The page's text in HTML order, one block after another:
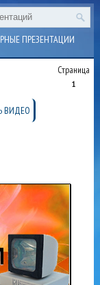
ПРЕЗЕНТАЦИИ
Страница
1
ВИДЕО